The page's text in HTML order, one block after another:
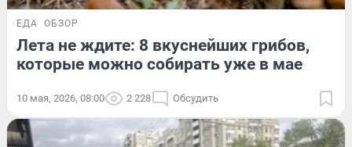
ЕДА ОБЗОР
Лета не ждите: 8 вкуснейших грибов,
которые можно собирать уже в мае
10 мая, 2026, 08:00 2 228 Обсудить